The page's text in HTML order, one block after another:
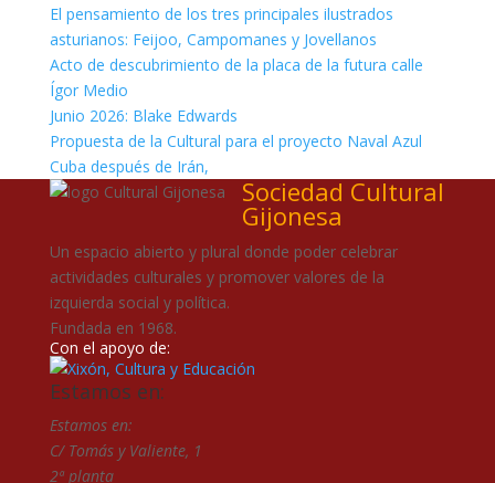
El pensamiento de los tres principales ilustrados
asturianos: Feijoo, Campomanes y Jovellanos
Acto de descubrimiento de la placa de la futura calle
Ígor Medio
Junio 2026: Blake Edwards
Propuesta de la Cultural para el proyecto Naval Azul
Cuba después de Irán,
Sociedad Cultural
Gijonesa
Un espacio abierto y plural donde poder celebrar
actividades culturales y promover valores de la
izquierda social y política.
Fundada en 1968.
Con el apoyo de:
Estamos en:
Estamos en:
C/ Tomás y Valiente, 1
2ª planta